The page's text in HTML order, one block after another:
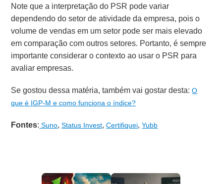
Note que a interpretação do PSR pode variar
dependendo do setor de atividade da empresa, pois o
volume de vendas em um setor pode ser mais elevado
em comparação com outros setores. Portanto, é sempre
importante considerar o contexto ao usar o PSR para
avaliar empresas.
Se gostou dessa matéria, também vai gostar desta:O
que é IGP-M e como funciona o índice?
Fontes: Suno,Status Invest,Certifiquei,Yubb